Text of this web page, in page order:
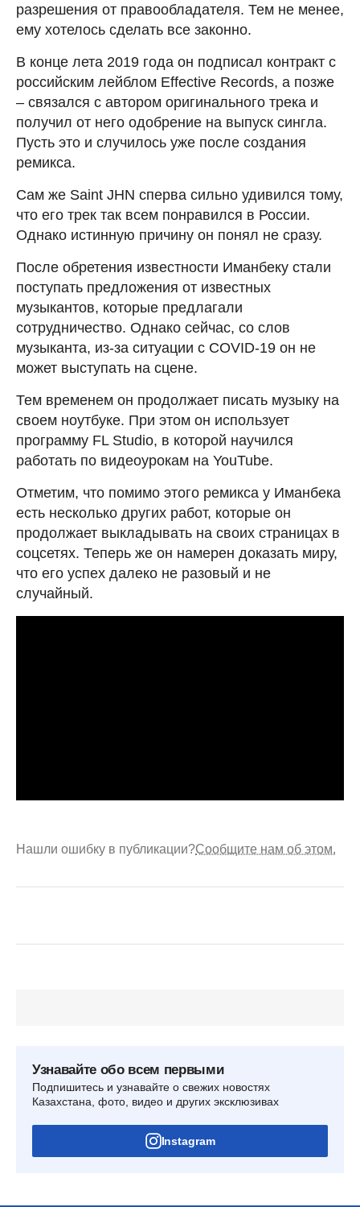
разрешения от правообладателя. Тем не менее,
ему хотелось сделать все законно.
В конце лета 2019 года он подписал контракт с
российским лейблом Effective Records, а позже
– связался с автором оригинального трека и
получил от него одобрение на выпуск сингла.
Пусть это и случилось уже после создания
ремикса.
Сам же Saint JHN сперва сильно удивился тому,
что его трек так всем понравился в России.
Однако истинную причину он понял не сразу.
После обретения известности Иманбеку стали
поступать предложения от известных
музыкантов, которые предлагали
сотрудничество. Однако сейчас, со слов
музыканта, из-за ситуации с COVID-19 он не
может выступать на сцене.
Тем временем он продолжает писать музыку на
своем ноутбуке. При этом он использует
программу FL Studio, в которой научился
работать по видеоурокам на YouTube.
Отметим, что помимо этого ремикса у Иманбека
есть несколько других работ, которые он
продолжает выкладывать на своих страницах в
соцсетях. Теперь же он намерен доказать миру,
что его успех далеко не разовый и не
случайный.
Нашли ошибку в публикации?Сообщите нам об этом.
Узнавайте обо всем первыми
Подпишитесь и узнавайте о свежих новостях
Казахстана, фото, видео и других эксклюзивах
Instagram